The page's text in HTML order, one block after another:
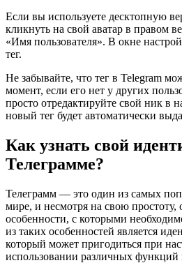
Если вы используете десктопную
кликнуть на свой аватар в правом
«Имя пользователя». В окне
тег.
Не забывайте, что тег в Telegram
момент, если его нет у других
просто отредактируйте свой ник в
новый тег будет автоматически
Как узнать свой
Телеграмме?
Телеграмм — это один из самых
мире, и несмотря на свою простоту,
особенности, с которыми
из таких особенностей является
который может пригодиться при
использовании различных